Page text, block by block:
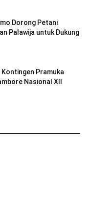
Dorong Petani
Palawija untuk Dukung
Kontingen Pramuka
Nasional XII